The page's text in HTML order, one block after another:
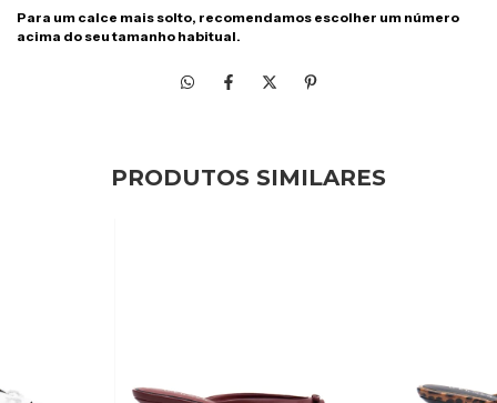
Para um calce mais solto, recomendamos escolher um número
acima do seu tamanho habitual.
PRODUTOS SIMILARES